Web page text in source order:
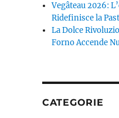
Vegâteau 2026:
Ridefinisce la
La Dolce
Forno Accende
CATEGORIE